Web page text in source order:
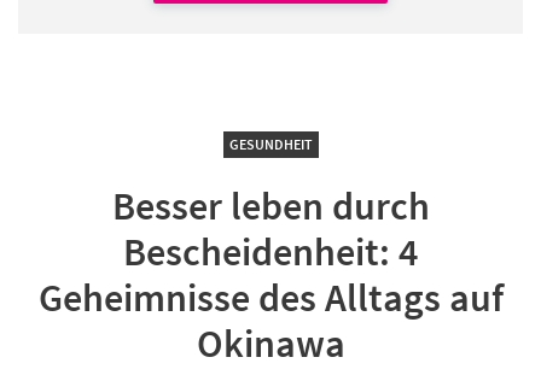
GESUNDHEIT
Besser leben durch
Bescheidenheit: 4
Geheimnisse des Alltags auf
Okinawa